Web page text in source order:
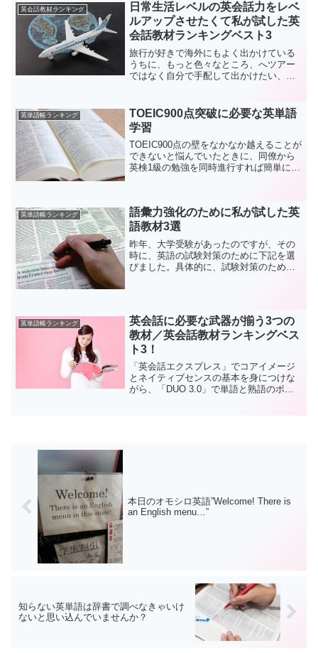
というのは非常...
英会話教材ランキング
日常生活レベルの英会話力をレベ
ルアップさせたくて私が試した英
会話教材ランキングベスト3
旅行が好きで海外にもよく出かけている
うちに、もっと色々なところ、へツアー
ではなく自分で手配して出かけたい、現
のが英語学習のきっかけでした。文法や
お仕事で使うようなきちん...
英単語帳ランキング
TOEIC900点突破に必要な英単語
学習
TOEIC900点の壁をなかなか越えることが
できないと悩んでいたときに、同僚から
英検1級の勉強を同時進行すれば簡単に越
いていたので、...
英単語帳ランキング
語彙力強化のために私が試した英
語教材3選
昨年、大学受験があったのですが、その
時に、英語の試験対策のために下記を選
びました。具体的に、試験対策のために
英単語帳ランキング
英会話に必要な武器が揃う3つの
教材／英会話教材ランキングベス
ト3！
「英会話エクスプレス」でコアイメージ
とネイティブセンスの基本を身につけな
がら、「DUO 3.0」で単語と熟語のボキ
本日のオモシロ英語”Welcome! There is
an English menu…”
知らない英単語は辞書で調べなきゃいけ
ないと思い込んでいませんか？